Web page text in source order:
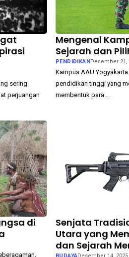
sering
perjuangan
Mengenal
Sejarah dan
PENDIDIKAN Desember 21,
Kampus AAU
pendidikan tinggi yang
membentuk para …
di
Senjata
Utara yang
dan Sejarah
BUDAYADesember 14, 2025